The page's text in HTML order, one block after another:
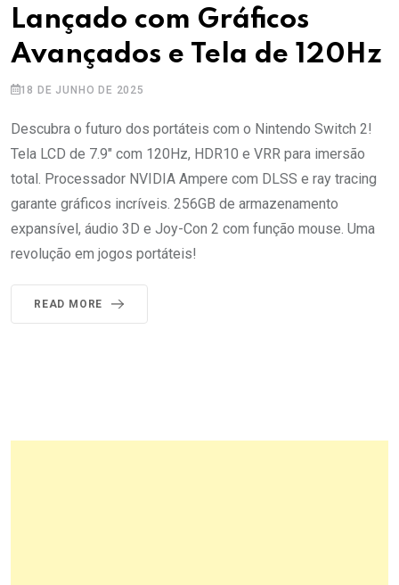
Lançado com Gráficos
Avançados e Tela de 120Hz
18 DE JUNHO DE 2025
Descubra o futuro dos portáteis com o Nintendo Switch 2!
Tela LCD de 7.9" com 120Hz, HDR10 e VRR para imersão
total. Processador NVIDIA Ampere com DLSS e ray tracing
garante gráficos incríveis. 256GB de armazenamento
expansível, áudio 3D e Joy-Con 2 com função mouse. Uma
revolução em jogos portáteis!
READ MORE